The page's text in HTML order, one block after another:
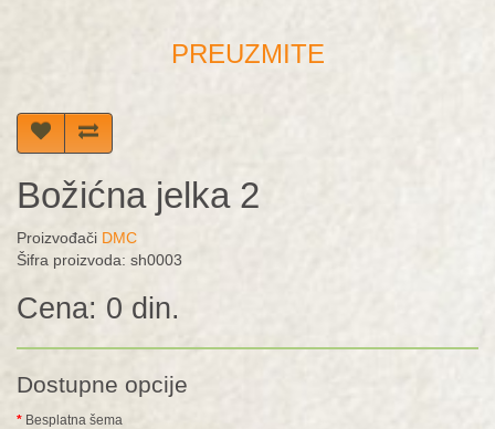
PREUZMITE
Božićna jelka 2
Proizvođači DMC
Šifra proizvoda: sh0003
Cena: 0 din.
Dostupne opcije
Besplatna šema